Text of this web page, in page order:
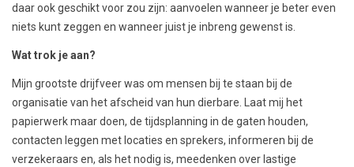
daar ook geschikt voor zou zijn: aanvoelen wanneer je beter even
niets kunt zeggen en wanneer juist je inbreng gewenst is.
Wat trok je aan?
Mijn grootste drijfveer was om mensen bij te staan bij de
organisatie van het afscheid van hun dierbare. Laat mij het
papierwerk maar doen, de tijdsplanning in de gaten houden,
contacten leggen met locaties en sprekers, informeren bij de
verzekeraars en, als het nodig is, meedenken over lastige